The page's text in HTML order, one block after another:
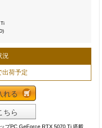
況
出荷予定
れる
ちら
プPC GeForce RTX 5070 Ti 搭載